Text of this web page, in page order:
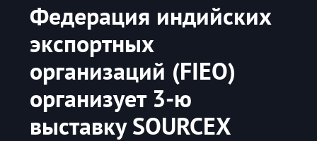
Федерация индийских
экспортных
организаций (FIEO)
организует 3-ю
выставку SOURCEX